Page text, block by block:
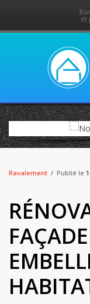
et
Ravalement Publié le